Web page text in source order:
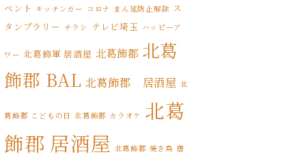
2021年12月(12)
2021年11月(17)
2021年10月(8)
2021年9月
(4)
2021年8月
ベント キッチンカー コロナ まん延防止解除 ス
タンプラリー チラシ テレビ埼玉 ハッピーア
ワー 北葛飾軍 居酒屋 北葛飾郡 北葛
飾郡 BAL 北葛飾郡 居酒屋 北
葛飾郡 こどもの日 北葛飾郡 カラオケ 北葛
飾郡 居酒屋 北葛飾郡 焼き鳥 唐